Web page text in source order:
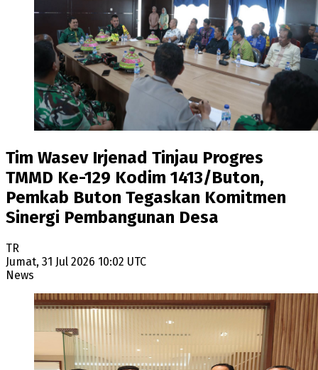
Tim Wasev Irjenad Tinjau Progres
TMMD Ke-129 Kodim 1413/Buton,
Pemkab Buton Tegaskan Komitmen
Sinergi Pembangunan Desa
TR
Jumat, 31 Jul 2026 10:02 UTC
News